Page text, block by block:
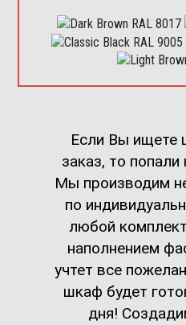
Если Вы ищете
заказ, то
Мы производим
по
любой
наполнением
учтет все
шкаф будет
дня!